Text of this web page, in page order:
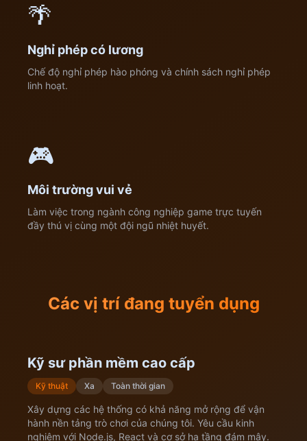
🌴
Nghỉ phép có lương
Chế độ nghỉ phép hào phóng và chính sách nghỉ phép
linh hoạt.
🎮
Môi trường vui vẻ
Làm việc trong ngành công nghiệp game trực tuyến
đầy thú vị cùng một đội ngũ nhiệt huyết.
Các vị trí đang tuyển dụng
Kỹ sư phần mềm cao cấp
Kỹ thuật Xa Toàn thời gian
Xây dựng các hệ thống có khả năng mở rộng để vận
hành nền tảng trò chơi của chúng tôi. Yêu cầu kinh
nghiệm với Node.js, React và cơ sở hạ tầng đám mây.